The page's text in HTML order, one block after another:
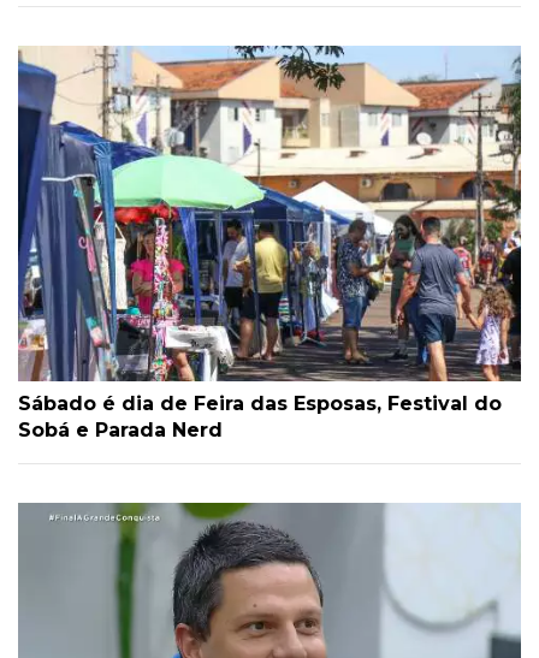
Sábado é dia de Feira das Esposas, Festival do
Sobá e Parada Nerd